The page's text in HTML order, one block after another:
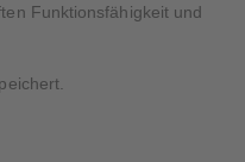
Funktionsfähigkeit und